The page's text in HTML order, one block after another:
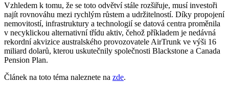
Vzhledem k tomu, že se toto odvětví stále rozšiřuje, musí investoři
najít rovnováhu mezi rychlým růstem a udržitelností. Díky propojení
nemovitostí, infrastruktury a technologií se datová centra proměnila
v necyklickou alternativní třídu aktiv, čehož příkladem je nedávná
rekordní akvizice australského provozovatele AirTrunk ve výši 16
miliard dolarů, kterou uskutečnily společnosti Blackstone a Canada
Pension Plan.
Článek na toto téma naleznete na zde.